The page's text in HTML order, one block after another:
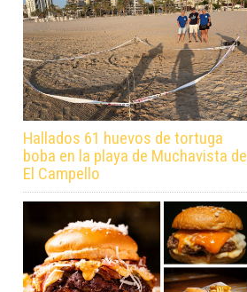
Hallados 61 huevos de tortuga
boba en la playa de Muchavista de
El Campello